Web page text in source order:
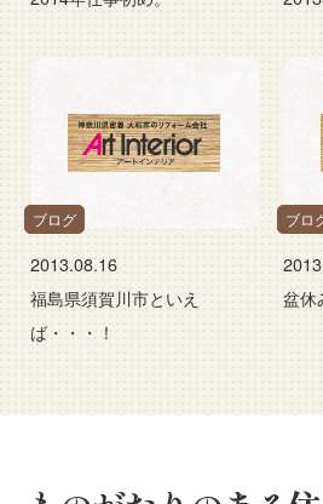
ブログ
2013.08.16
福島県須賀川市といえ
ば・・・！
ブロ
盆休